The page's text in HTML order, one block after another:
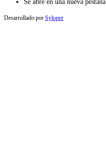
Se abre en una nueva pestaña
Desarrollado por Syloper